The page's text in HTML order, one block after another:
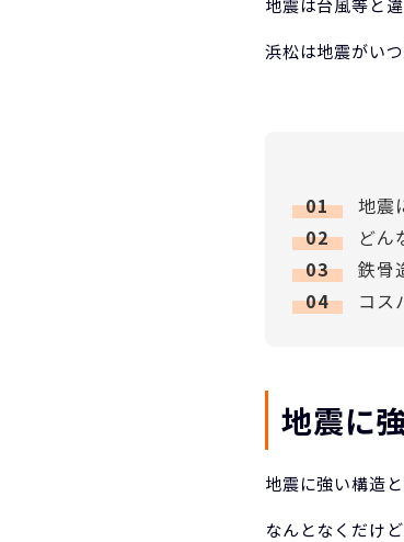
地震は台風等と
浜松は地震がい
1
地震
2
どん
3
鉄骨
4
コス
地震に
地震に強い構造
なんとなくだけ